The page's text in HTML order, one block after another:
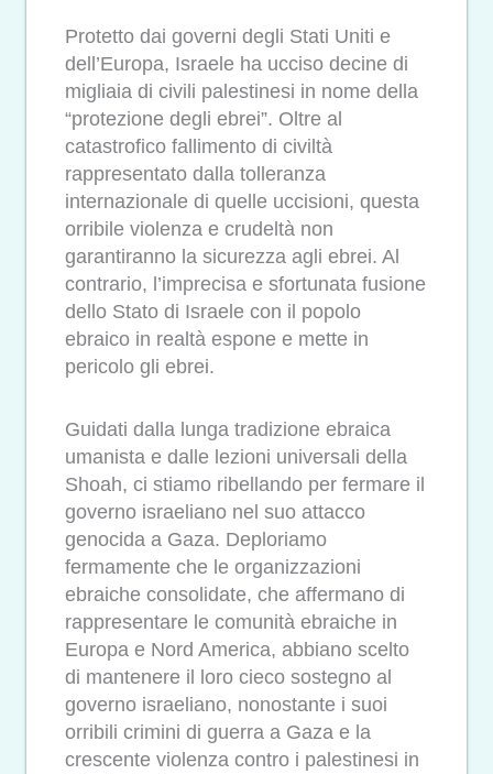
Protetto dai governi degli Stati Uniti e
dell’Europa, Israele ha ucciso decine di
migliaia di civili palestinesi in nome della
“protezione degli ebrei”. Oltre al
catastrofico fallimento di civiltà
rappresentato dalla tolleranza
internazionale di quelle uccisioni, questa
orribile violenza e crudeltà non
garantiranno la sicurezza agli ebrei. Al
contrario, l’imprecisa e sfortunata fusione
dello Stato di Israele con il popolo
ebraico in realtà espone e mette in
pericolo gli ebrei.
Guidati dalla lunga tradizione ebraica
umanista e dalle lezioni universali della
Shoah, ci stiamo ribellando per fermare il
governo israeliano nel suo attacco
genocida a Gaza. Deploriamo
fermamente che le organizzazioni
ebraiche consolidate, che affermano di
rappresentare le comunità ebraiche in
Europa e Nord America, abbiano scelto
di mantenere il loro cieco sostegno al
governo israeliano, nonostante i suoi
orribili crimini di guerra a Gaza e la
crescente violenza contro i palestinesi in